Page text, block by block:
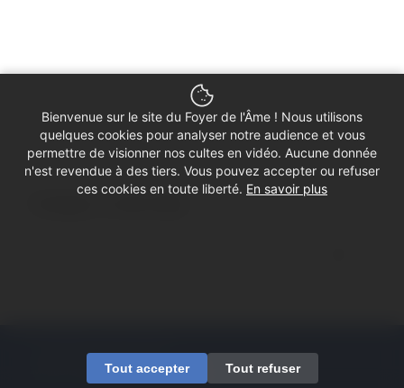
Mentions légales
Contactez-nous
Bienvenue sur le site du Foyer de l'Âme ! Nous utilisons
quelques cookies pour analyser notre audience et vous
permettre de visionner nos cultes en vidéo. Aucune donnée
n'est revendue à des tiers. Vous pouvez accepter ou refuser
ces cookies en toute liberté. En savoir plus
Tout accepter Tout refuser